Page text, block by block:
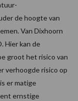
de hoogte van
Van Dixhoorn
Hier kan de
groot het risico van
verhoogde risico op
er matige
ernstige